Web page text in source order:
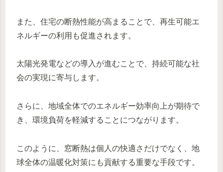
また、住宅の断熱性能が高まることで、再生可能エ
ネルギーの利用も促進されます。
太陽光発電などの導入が進むことで、持続可能な社
会の実現に寄与します。
さらに、地域全体でのエネルギー効率向上が期待で
き、環境負荷を軽減することにつながります。
このように、窓断熱は個人の快適さだけでなく、地
球全体の温暖化対策にも貢献する重要な手段です。